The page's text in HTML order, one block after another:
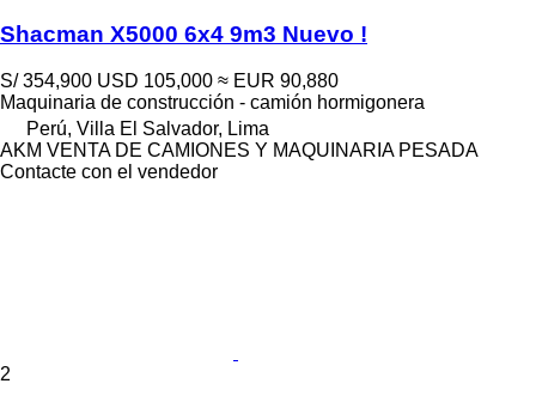
Shacman X5000 6x4 9m3 Nuevo !
S/ 354,900 USD 105,000 ≈ EUR 90,880
Maquinaria de construcción - camión hormigonera
Perú, Villa El Salvador, Lima
AKM VENTA DE CAMIONES Y MAQUINARIA PESADA
Contacte con el vendedor
2